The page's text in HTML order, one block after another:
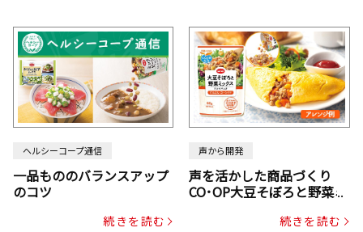
ヘルシーコープ通信
一品もののバランスアップ
のコツ
続きを読む
声から開発
声を活かした商品づくり
CO･OP大豆そぼろと野菜ミ
じん・コーン入り）続きを読む